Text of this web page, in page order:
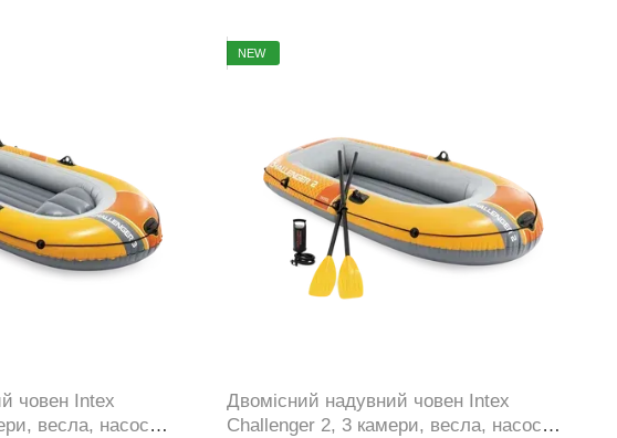
човен Intex
весла, насос
NEW
Двомісний надувний човен Intex
Challenger 2, 3 камери, весла, насос